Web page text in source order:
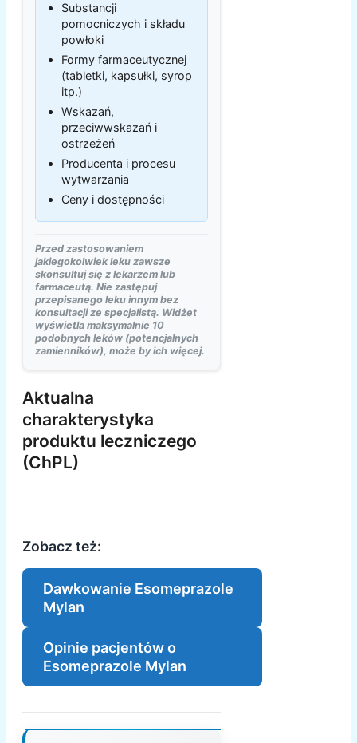
Substancji
pomocniczych i składu
powłoki
Formy farmaceutycznej
(tabletki, kapsułki, syrop
itp.)
Wskazań,
przeciwwskazań i
ostrzeżeń
Producenta i procesu
wytwarzania
Ceny i dostępności
Przed zastosowaniem
jakiegokolwiek leku zawsze
skonsultuj się z lekarzem lub
farmaceutą. Nie zastępuj
przepisanego leku innym bez
konsultacji ze specjalistą. Widżet
wyświetla maksymalnie 10
podobnych leków (potencjalnych
zamienników), może by ich więcej.
Aktualna
charakterystyka
produktu leczniczego
(ChPL)
Zobacz też:
Dawkowanie Esomeprazole
Mylan
Opinie pacjentów o
Esomeprazole Mylan